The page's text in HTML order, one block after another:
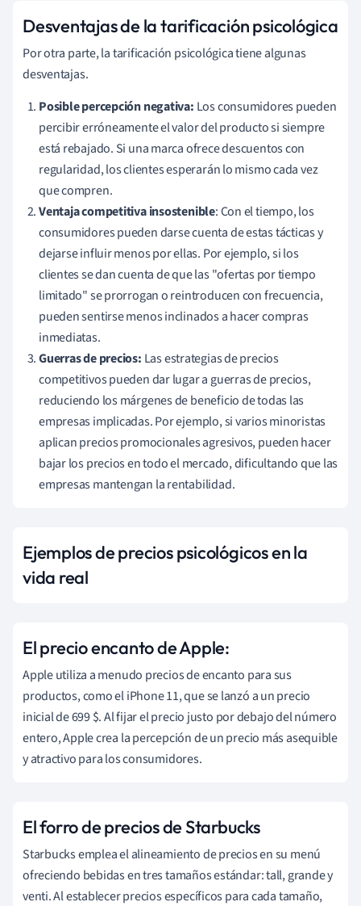
Desventajas de la tarificación psicológica
Por otra parte, la tarificación psicológica tiene algunas
desventajas.
Posible percepción negativa: Los consumidores pueden
percibir erróneamente el valor del producto si siempre
está rebajado. Si una marca ofrece descuentos con
regularidad, los clientes esperarán lo mismo cada vez
que compren.
Ventaja competitiva insostenible: Con el tiempo, los
consumidores pueden darse cuenta de estas tácticas y
dejarse influir menos por ellas. Por ejemplo, si los
clientes se dan cuenta de que las "ofertas por tiempo
limitado" se prorrogan o reintroducen con frecuencia,
pueden sentirse menos inclinados a hacer compras
inmediatas.
Guerras de precios: Las estrategias de precios
competitivos pueden dar lugar a guerras de precios,
reduciendo los márgenes de beneficio de todas las
empresas implicadas. Por ejemplo, si varios minoristas
aplican precios promocionales agresivos, pueden hacer
bajar los precios en todo el mercado, dificultando que las
empresas mantengan la rentabilidad.
Ejemplos de precios psicológicos en la
vida real
El precio encanto de Apple:
Apple utiliza a menudo precios de encanto para sus
productos, como el iPhone 11, que se lanzó a un precio
inicial de 699 $. Al fijar el precio justo por debajo del número
entero, Apple crea la percepción de un precio más asequible
y atractivo para los consumidores.
El forro de precios de Starbucks
Starbucks emplea el alineamiento de precios en su menú
ofreciendo bebidas en tres tamaños estándar: tall, grande y
venti. Al establecer precios específicos para cada tamaño,